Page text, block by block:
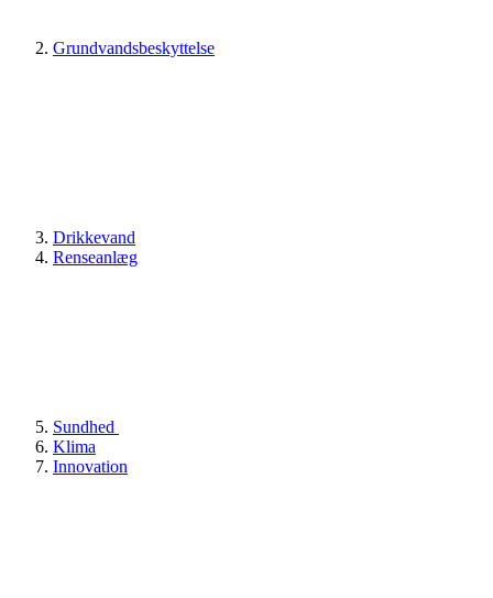
Grundvandsbeskyttelse
Drikkevand
Renseanlæg
Sundhed
Klima
Innovation